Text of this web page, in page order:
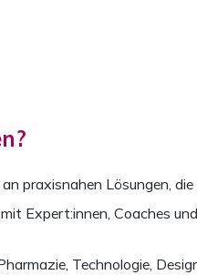
praxisnahen Lösungen,
Expert:innen, Coaches
Technologie,